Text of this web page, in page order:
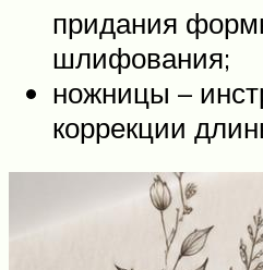
придания
шлифования;
ножницы –
коррекции